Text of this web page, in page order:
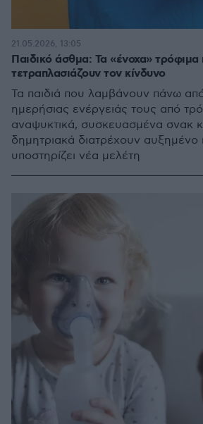
Παιδικό άσθμα: Τα «ένοχα» τρόφιμα
τετραπλασιάζουν τον κίνδυνο
Τα παιδιά που λαμβάνουν πάνω
ημερήσιας ενέργειάς τους από
αναψυκτικά, συσκευασμένα σνακ
δημητριακά διατρέχουν αυξημένο
υποστηρίζει νέα μελέτη
21.05.2026, 13:05